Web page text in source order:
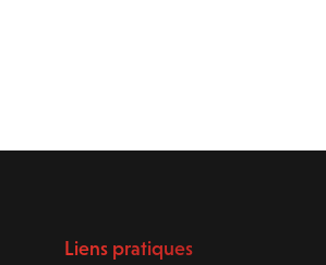
Liens pratiques